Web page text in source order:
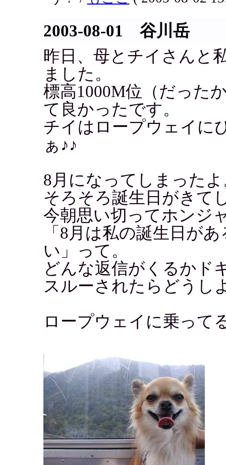
2003-08-01 谷川岳
昨日、母とチイさんと
ました。
標高1000M位（だった
て良かったです。
チイはロープウェイに
ぁ♪♪
8月になってしまった
そろそろ誕生日がきて
今朝思い切ってホンジ
「8月は私の誕生日が
い」って。
どんな返信がくるかド
スルーされたらどうし
ロープウェイに乗って